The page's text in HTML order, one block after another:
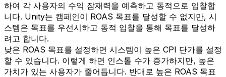
하여 각 사용자의 수익 잠재력을 예측하고 동적으로 입찰합
니다. Unity는 캠페인이 ROAS 목표를 달성할 수 없지만, 시
스템은 목표를 우선시하고 동적 입찰을 통해 목표를 달성하
려고 합니다.
낮은 ROAS 목표를 설정하면 시스템이 높은 CPI 단가를 설정
할 수 있습니다. 이렇게 하면 인스톨 수가 증가하지만, 높은
가치가 있는 사용자가 줄어듭니다. 반대로 높은 ROAS 목표